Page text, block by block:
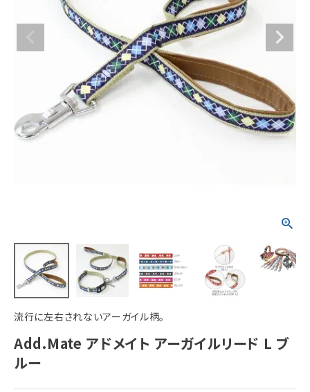
ご利用案内
ようこそ ゲスト 様
meeting_room ログイン 新規会員登録
流行に左右されないアーガイル柄。
Add.Mate アドメイト アーガイルリード L ブ
ルー